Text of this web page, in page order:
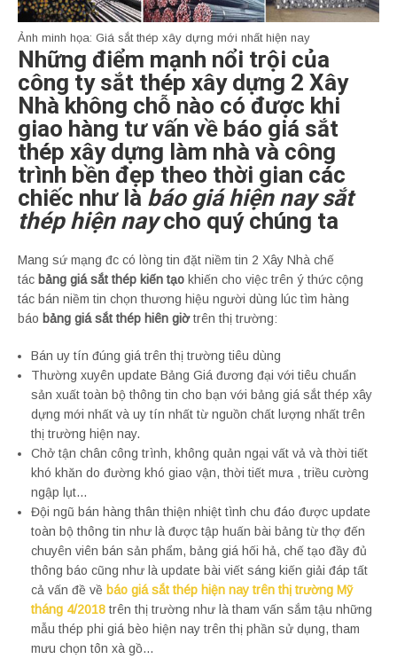
Ảnh minh họa: Giá sắt thép xây dựng mới nhất hiện nay
Những điểm mạnh nổi trội của
công ty sắt thép xây dựng 2 Xây
Nhà không chỗ nào có được khi
giao hàng tư vấn về báo giá sắt
thép xây dựng làm nhà và công
trình bền đẹp theo thời gian các
chiếc như là báo giá hiện nay sắt
thép hiện naycho quý chúng ta
Mang sứ mạng đc có lòng tin đặt niềm tin 2 Xây Nhà chế
tác bảng giá sắt thép kiến tạo khiến cho việc trên ý thức cộng
tác bán niềm tin chọn thương hiệu người dùng lúc tìm hàng
báo bảng giá sắt thép hiên giờtrên thị trường:
Bán uy tín đúng giá trên thị trường tiêu dùng
Thường xuyên update Bảng Giá đương đại với tiêu chuẩn
sản xuất toàn bộ thông tin cho bạn với bảng giá sắt thép xây
dựng mới nhất và uy tín nhất từ nguồn chất lượng nhất trên
thị trường hiện nay.
Chở tận chân công trình, không quản ngại vất vả và thời tiết
khó khăn do đường khó giao vận, thời tiết mưa , triều cường
ngập lụt…
Đội ngũ bán hàng thân thiện nhiệt tình chu đáo được update
toàn bộ thông tin như là được tập huấn bài bảng từ thợ đến
chuyên viên bán sản phẩm, bảng giá hối hả, chế tạo đầy đủ
thông báo cũng như là update bài viết sáng kiến giải đáp tất
cả vấn đề về báo giá sắt thép hiện nay trên thị trường Mỹ
tháng 4/2018 trên thị trường như là tham vấn sắm tậu những
mẫu thép phi giá bèo hiện nay trên thị phần sử dụng, tham
mưu chọn tôn xà gồ…